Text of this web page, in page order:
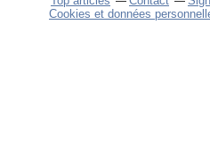
Cookies et données